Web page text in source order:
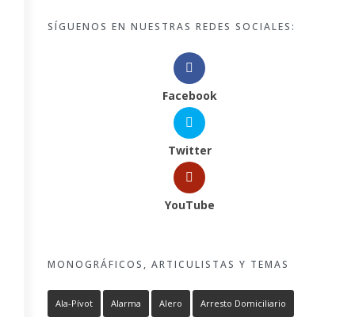
SÍGUENOS EN NUESTRAS REDES SOCIALES:
Facebook
Twitter
YouTube
MONOGRÁFICOS, ARTICULISTAS Y TEMAS
Ala-Pívot Alarma Alero Arresto Domiciliario